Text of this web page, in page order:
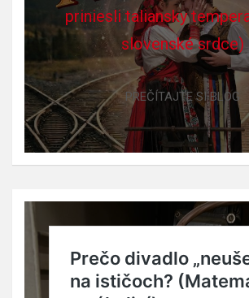
priniesli taliansky
slovenské srdce)
PREČÍTAJTE SI BLOG